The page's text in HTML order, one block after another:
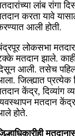
लांब रांगा
करता यावे
आली होती.
लोकसभा
मतदान झाले. काही
आली. तसेच
जिल्ह्यात प्रत्येक
केंद्र, दिव्यांग
मतदान
होते.